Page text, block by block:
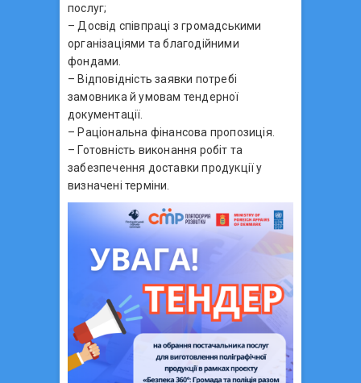
послуг;
– Досвід співпраці з громадськими
організаціями та благодійними
фондами.
– Відповідність заявки потребі
замовника й умовам тендерної
документації.
– Раціональна фінансова пропозиція.
– Готовність виконання робіт та
забезпечення доставки продукції у
визначені терміни.